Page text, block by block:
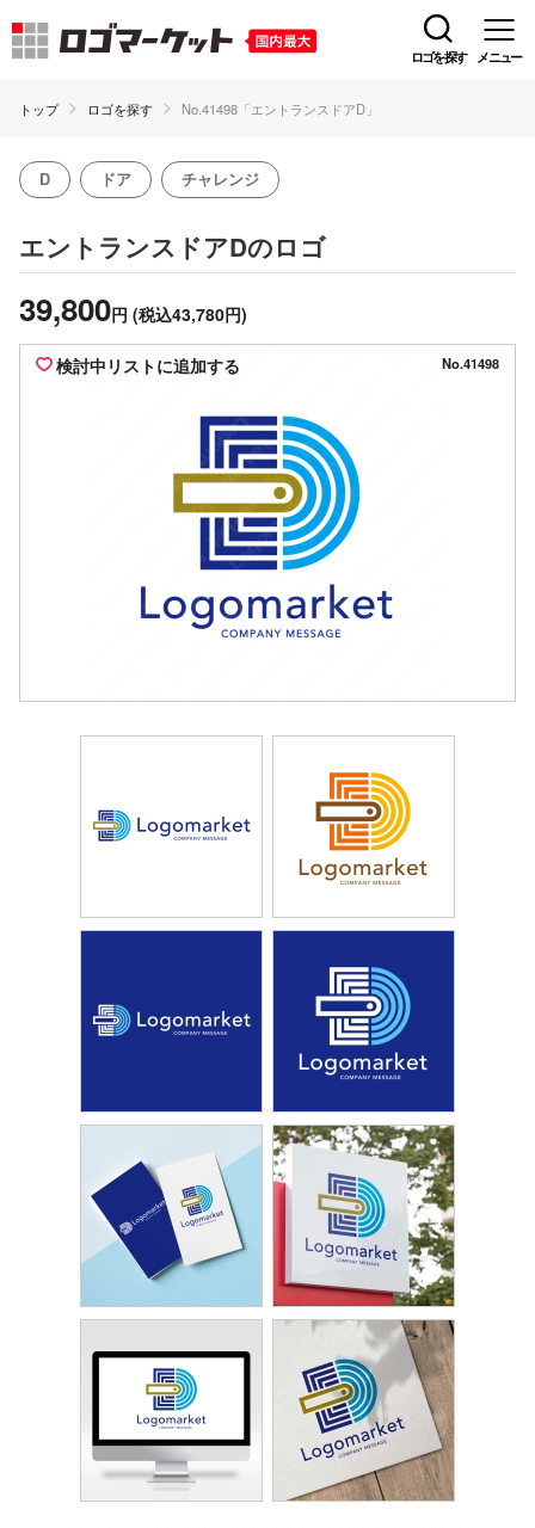
ロゴを探す メニュー
トップ ロゴを探す No.41498「エントランスドアD」
D ドア チャレンジ
エントランスドアDのロゴ
39,800円 (税込43,780円)
検討中リストに追加する No.41498